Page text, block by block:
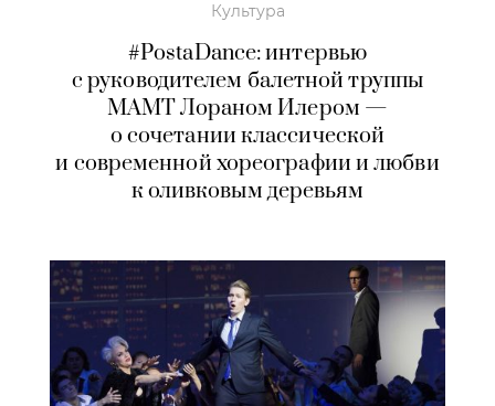
Культура
#PostaDance: интервью
с руководителем балетной труппы
МАМТ Лораном Илером —
о сочетании классической
и современной хореографии и любви
к оливковым деревьям